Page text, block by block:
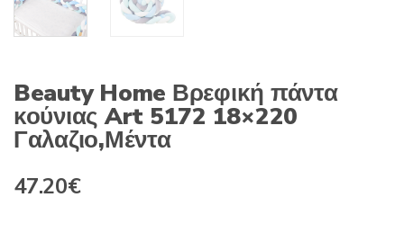
Beauty Home Βρεφική πάντα
κούνιας Art 5172 18×220
Γαλαζιο,Μέντα
Original
47.20€Η